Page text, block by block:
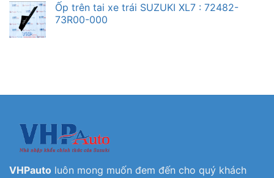
Ốp trên tai xe trái SUZUKI XL7 : 72482-
73R00-000
VHPauto luôn mong muốn đem đến cho quý khách